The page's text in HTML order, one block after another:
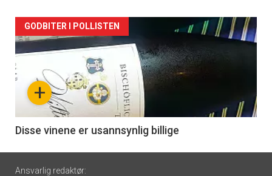
Forsiden
akkurat
nå
6
+
GODBITER I POLLISTEN
Disse vinene er usannsynlig billige
Footer
Ansvarlig redaktør: